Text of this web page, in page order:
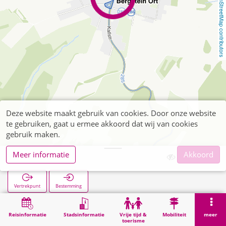
OpenStreetMap contributors
Reisinformatie Stadsinformatie
Vrije tijd &
toerisme
Mobiliteit meer
Bergstein Ort
Vertrekpunt Bestemming
Zoekopracht Bergstein Ort
Deze website maakt gebruik van cookies. Door onze website
te gebruiken, gaat u ermee akkoord dat wij van cookies
gebruik maken.
Meer informatie
Akkoord